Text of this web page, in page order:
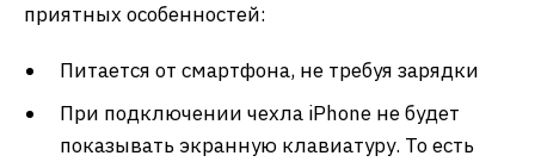
приятных особенностей:
Питается от смартфона, не требуя зарядки
При подключении чехла iPhone не будет
показывать экранную клавиатуру. То есть